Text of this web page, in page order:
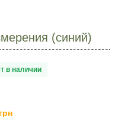
(синий)
в наличии